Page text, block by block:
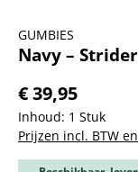
GUMBIES
Navy – Strider
€ 39,95
Inhoud: 1 Stuk
Prijzen incl. BTW